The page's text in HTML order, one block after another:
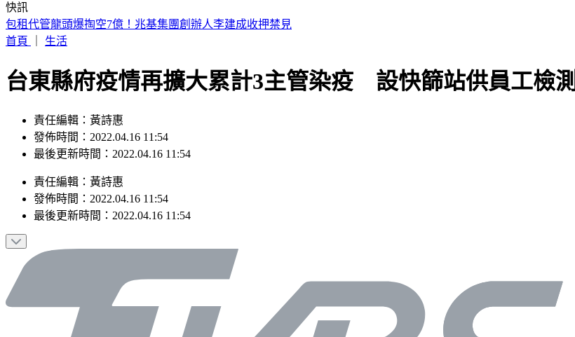
快訊
《夏日活動》花蓮FUN暑假 即將成真火舞秀 加碼重現
首頁
生活
台東縣府疫情再擴大累計3主管染疫 設快篩站供員工檢測
責任編輯：黃詩惠
發佈時間：2022.04.16 11:54
最後更新時間：2022.04.16 11:54
責任編輯 ： 黃詩惠
發佈時間： 2022.04.16 11:54
最後更新時間： 2022.04.16 11:54